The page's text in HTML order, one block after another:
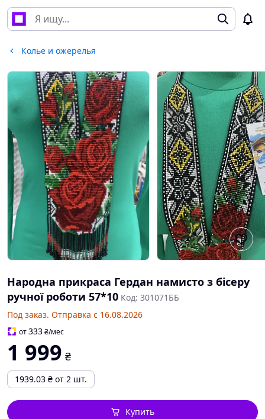
Колье и ожерелья
Народна прикраса Гердан намисто з бісеру
ручної роботи 57*10 Код: 301071ББ
Под заказ. Отправка с 16.08.2026
от333₴/мес
1 999 ₴
1939.03 ₴ от 2 шт.
Купить